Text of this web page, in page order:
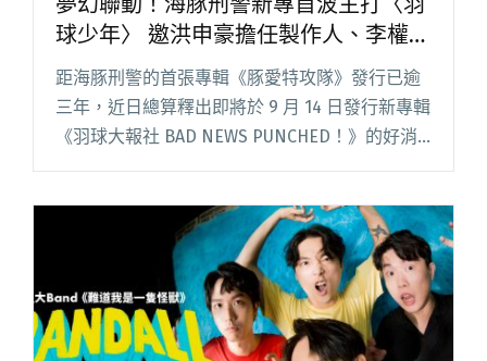
球少年〉 邀洪申豪擔任製作人、李權哲
出演MV
距海豚刑警的首張專輯《豚愛特攻隊》發行已逾
三年，近日總算釋出即將於 9 月 14 日發行新專輯
《羽球大報社 BAD NEWS PUNCHED！》的好消
息，並搶在暑假最後一天（8/31）半夜上架專輯
閱讀全文 "夢幻聯動！海豚刑警新專首波主打
〈羽球少年〉 邀洪申豪擔任製作人、李權哲出演